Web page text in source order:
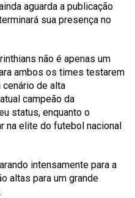
aguarda a publicação
sua presença no
não é apenas um
ambos os times testarem
de alta
campeão da
status, enquanto o
na elite do futebol nacional
intensamente para a
altas para um grande